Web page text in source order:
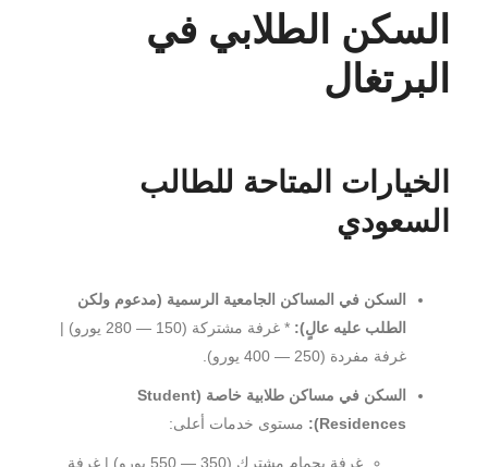
السكن الطلابي في
البرتغال
الخيارات المتاحة للطالب
السعودي
السكن في المساكن الجامعية الرسمية (مدعوم ولكن
الطلب عليه عالٍ):
* غرفة مشتركة (150 — 280 يورو) |
غرفة مفردة (250 — 400 يورو).
السكن في مساكن طلابية خاصة (Student
Residences):
مستوى خدمات أعلى:
غرفة بحمام مشترك (350 — 550 يورو) | غرفة